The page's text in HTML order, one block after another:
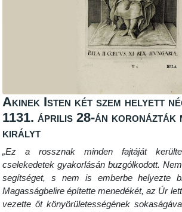
Akinek Isten két szem helyett
1131. április 28-án koronázták
királyt
„Ez a rossznak minden fajtáját
cselekedetek gyakorlásán buzgólkodott.
segítséget, s nem is emberbe helyezte
Magasságbelire építette menedékét, az Úr
vezette őt könyörületességének